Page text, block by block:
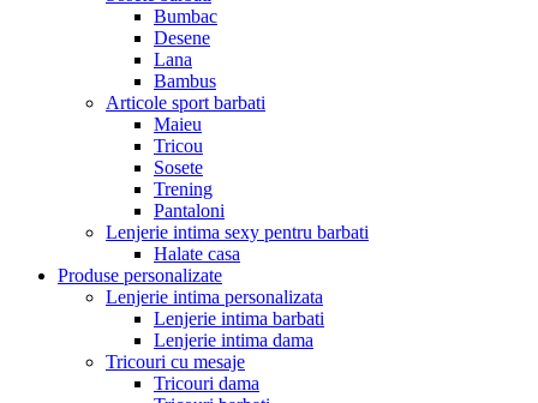
Bumbac
Desene
Lana
Bambus
Articole sport barbati
Maieu
Tricou
Sosete
Trening
Pantaloni
Lenjerie intima sexy pentru barbati
Halate casa
Produse personalizate
Lenjerie intima personalizata
Lenjerie intima barbati
Lenjerie intima dama
Tricouri cu mesaje
Tricouri dama